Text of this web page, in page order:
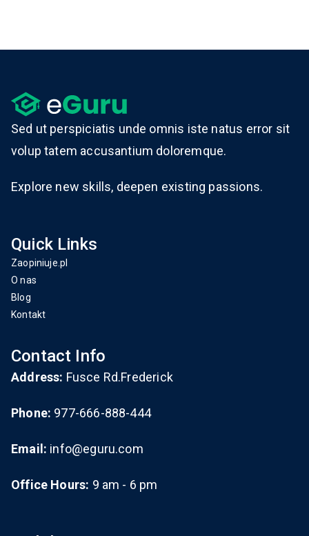
Sed ut perspiciatis unde omnis iste natus error sit
volup tatem accusantium doloremque.
Explore new skills, deepen existing passions.
Quick Links
Zaopiniuje.pl
O nas
Blog
Kontakt
Contact Info
Address: Fusce Rd.Frederick
Phone: 977-666-888-444
Email: info@eguru.com
Office Hours: 9 am - 6 pm